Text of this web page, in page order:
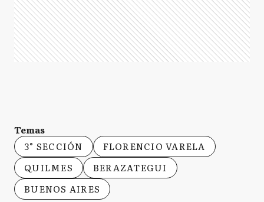
Temas
3° SECCIÓN
FLORENCIO VARELA
QUILMES
BERAZATEGUI
BUENOS AIRES